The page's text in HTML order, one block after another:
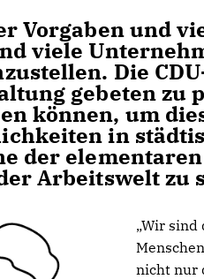
Vorgaben und
viele
Die
gebeten zu
können, um
in
der
Arbeitswelt zu
Wir sind
nicht nur